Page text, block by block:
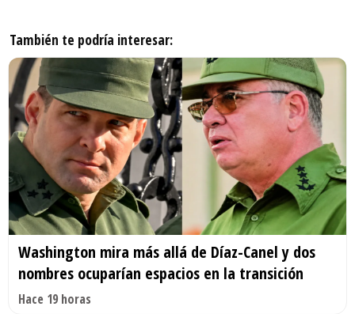
También te podría interesar:
Washington mira más allá de Díaz-Canel y dos
nombres ocuparían espacios en la transición
Hace 19 horas